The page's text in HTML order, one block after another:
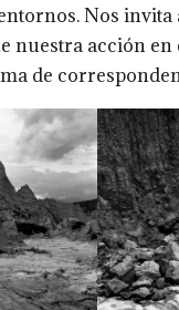
Nos invita
nuestra acción en
de